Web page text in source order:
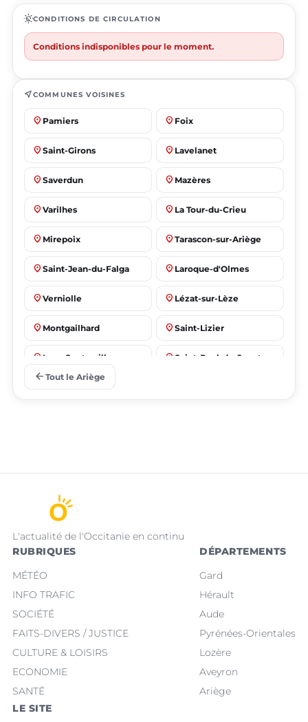
routineCONDITIONS DE CIRCULATION
Conditions indisponibles pour le moment.
near_meCOMMUNES VOISINES
place Pamiers place Foix
place Saint-Girons place Lavelanet
place Saverdun place Mazères
place Varilhes place La Tour-du-Crieu
place Mirepoix place Tarascon-sur-Ariège
place Saint-Jean-du-Falga place Laroque-d'Olmes
place Verniolle place Lézat-sur-Lèze
place Montgailhard place Saint-Lizier
place Lorp-Sentaraille place Saint-Paul-de-Jarrat
arrow_back Tout le Ariège
L'actualité de l'Occitanie en continu
RUBRIQUES
MÉTÉO
INFO TRAFIC
SOCIÉTÉ
FAITS-DIVERS / JUSTICE
CULTURE & LOISIRS
ECONOMIE
SANTÉ
DÉPARTEMENTS
Gard
Hérault
Aude
Pyrénées-Orientales
Lozère
Aveyron
Ariège
LE SITE